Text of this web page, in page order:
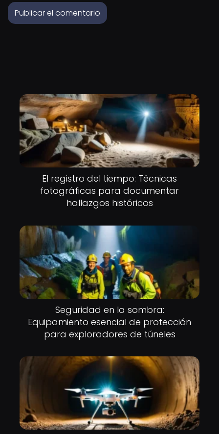
El registro del tiempo: Técnicas
fotográficas para documentar
hallazgos históricos
Seguridad en la sombra:
Equipamiento esencial de protección
para exploradores de túneles